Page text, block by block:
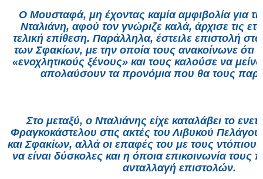
Ο Μουσταφά, μη έχοντας καμία αμφιβολία για
Νταλιάνη, αφού τον γνώριζε καλά, άρχισε τις
τελική επίθεση. Παράλληλα, έστειλε επιστολή
των Σφακίων, με την οποία τους ανακοίνωνε ότι
«ενοχλητικούς ξένους» και τους καλούσε να
απολαύσουν τα προνόμια που θα τους
Στο μεταξύ, ο Νταλιάνης είχε καταλάβει το
Φραγκοκάστελου στις ακτές του Λιβυκού
και Σφακίων, αλλά οι επαφές του με τους
να είναι δύσκολες και η όποια επικοινωνία τους
ανταλλαγή επιστολών.